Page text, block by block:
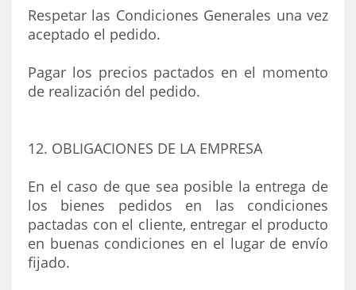
Respetar las Condiciones Generales una vez
aceptado el pedido.
Pagar los precios pactados en el momento
de realización del pedido.
12. OBLIGACIONES DE LA EMPRESA
En el caso de que sea posible la entrega de
los bienes pedidos en las condiciones
pactadas con el cliente, entregar el producto
en buenas condiciones en el lugar de envío
fijado.